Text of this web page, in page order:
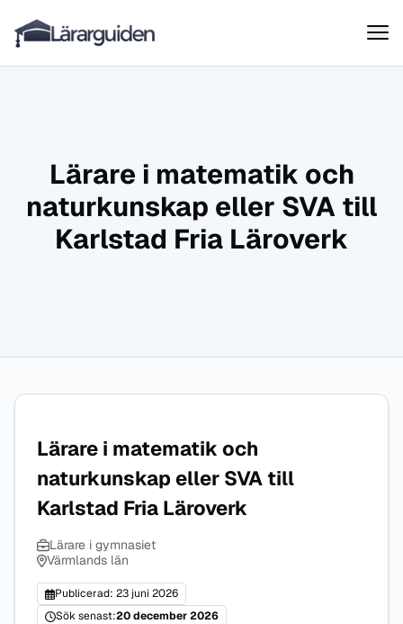
Hoppa till innehåll
Lärarguiden
Lärare i matematik och
naturkunskap eller SVA till
Karlstad Fria Läroverk
Lärare i matematik och
naturkunskap eller SVA till
Karlstad Fria Läroverk
Lärare i gymnasiet
Värmlands län
Publicerad: 23 juni 2026
Sök senast:20 december 2026